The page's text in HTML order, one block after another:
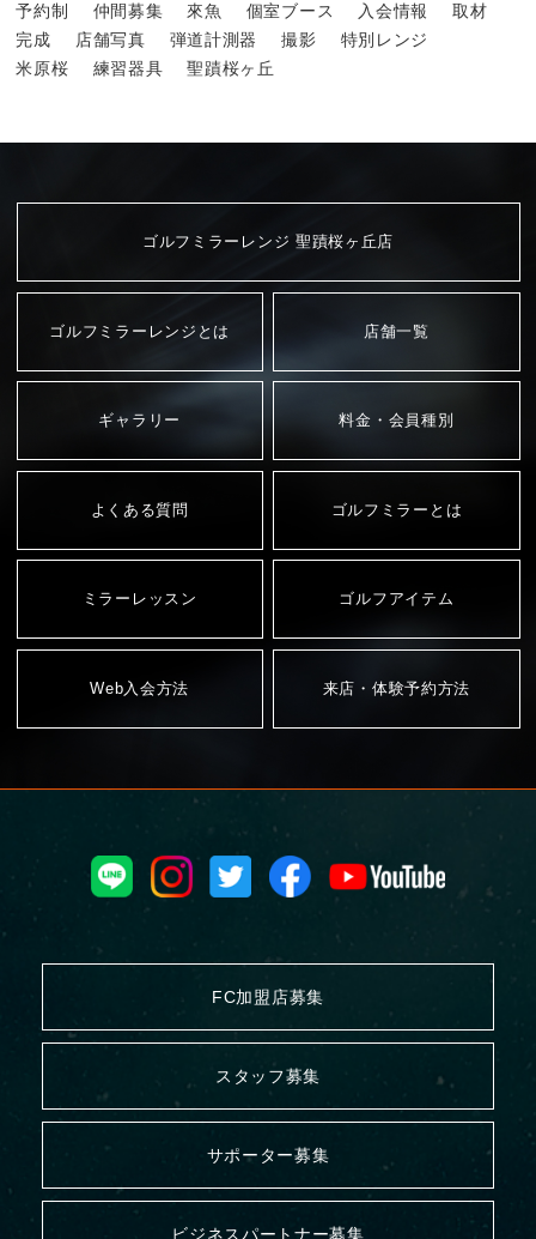
予約制
仲間募集 來魚 個室ブース 入会情報
取材
完成
店舗写真 弾道計測器 撮影
特別レンジ
米原桜
練習器具 聖蹟桜ヶ丘
ゴルフミラーレンジ 聖蹟桜ヶ丘店
ゴルフミラーレンジとは 店舗一覧
ギャラリー 料金・会員種別
よくある質問 ゴルフミラーとは
ミラーレッスン ゴルフアイテム
Web入会方法 来店・体験予約方法
FC加盟店募集
スタッフ募集
サポーター募集
ビジネスパートナー募集